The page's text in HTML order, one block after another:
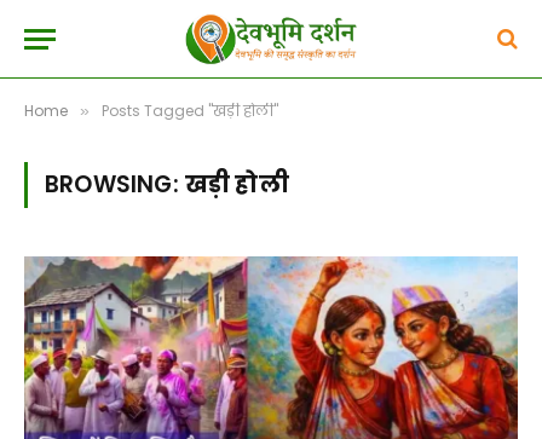
Home » Posts Tagged "खड़ी होली"
BROWSING: खड़ी होली